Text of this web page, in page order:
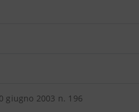
giugno 2003 n. 196